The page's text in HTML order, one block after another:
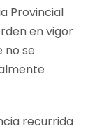
Provincial
en vigor
no se
recurrida